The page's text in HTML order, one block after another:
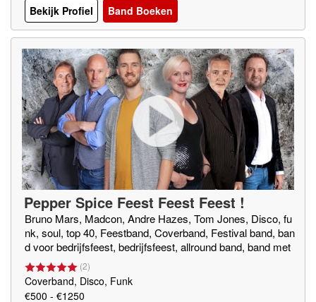
Bekijk Profiel
Band Boeken
Pepper Spice Feest Feest Feest !
Bruno Mars, Madcon, Andre Hazes, Tom Jones, Disco, fu
nk, soul, top 40, Feestband, Coverband, Festival band, ban
d voor bedrijfsfeest, bedrijfsfeest, allround band, band met
DJ, soul band, funk band, top 40 band, gala band, bruiloft b
and,
(2)
Coverband, Disco, Funk
€500 - €1250